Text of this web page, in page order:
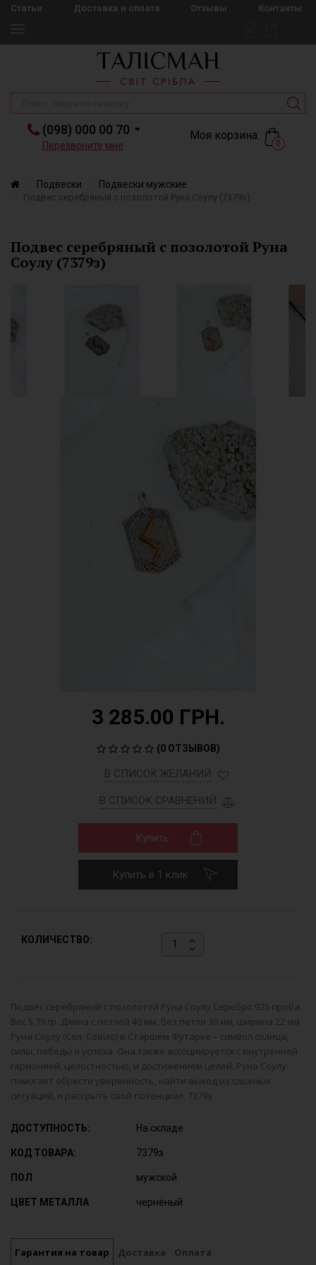
Статьи Доставка и оплата Отзывы Контакты
(098) 000 00 70
Перезвоните мне
Моя корзина:
0
Подвески Подвески мужские
Подвес серебряный с позолотой Руна Соулу (7379з)
Подвес серебряный с позолотой Руна
Соулу (7379з)
3 285.00 ГРН.
(0 ОТЗЫВОВ)
В СПИСОК ЖЕЛАНИЙ
В СПИСОК СРАВНЕНИЙ
Купить
Купить в 1 клик
КОЛИЧЕСТВО:
Подвес серебряный с позолотой Руна Соулу Серебро 925 проба.
Вес 5.79 гр. Длина с петлёй 40 мм, без петли 30 мм, ширина 22 мм
Руна Соулу (Сол, Совіло) в Старшем Футарке – символ солнца,
силы, победы и успеха. Она также ассоциируется с внутренней
гармонией, целостностью, и достижением целей. Руна Соулу
помогает обрести уверенность, найти выход из сложных
ситуаций, и раскрыть свой потенциал. 7379з
ДОСТУПНОСТЬ: На складе
КОД ТОВАРА: 7379з
ПОЛ мужской
ЦВЕТ МЕТАЛЛА чернёный
Гарантия на товар Доставка Оплата